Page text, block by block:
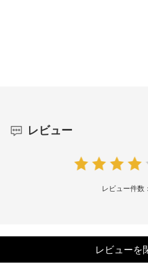
レビュー
レビュー件数
レビューを